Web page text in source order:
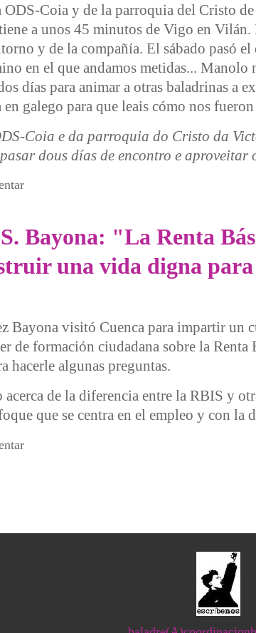
Coia y de la parroquia del Cristo
a unos 45 minutos de Vigo en Vilán.
y de la compañía. El sábado pasó
en el que andamos metidas... Manolo
días para animar a otras baladrinas a
galego para que leais cómo nos fueron
Coia e da parroquia do Cristo da
dous días de encontro e aproveitar
creando VIDA en común
Bayona: "La Renta
una vida digna
Bayona visitó Cuenca para impartir un
de formación ciudadana sobre la Renta
hacerle algunas preguntas.
de la diferencia entre la RBIS y
que se centra en el empleo y con la
Bayona: "La Renta Básica de las Iguales es